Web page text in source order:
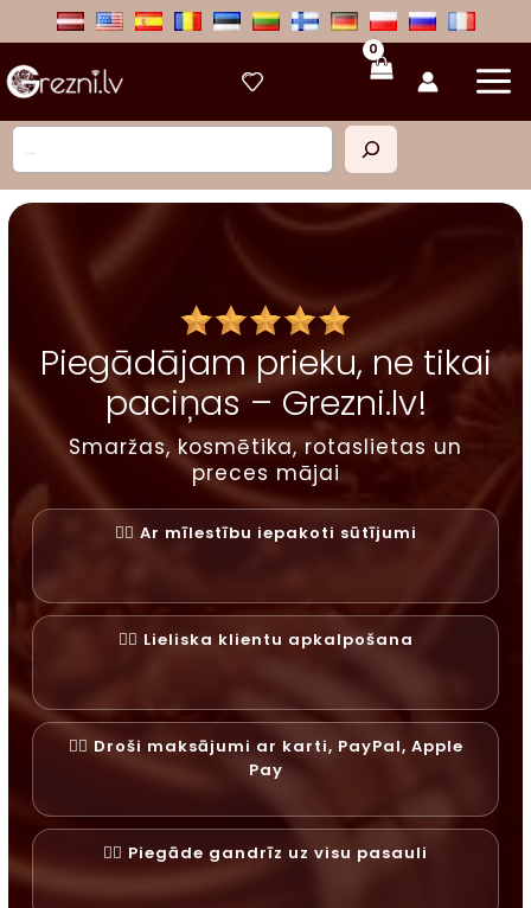
Meklēt
Piegādājam prieku, ne tikai
paciņas – Grezni.lv!
Smaržas, kosmētika, rotaslietas un
preces mājai
✓⃝ Ar mīlestību iepakoti sūtījumi
✓⃝ Lieliska klientu apkalpošana
✓⃝ Droši maksājumi ar karti, PayPal, Apple
Pay
✓⃝ Piegāde gandrīz uz visu pasauli